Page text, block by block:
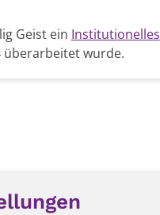
Geist ein Institutionelles
wurde.